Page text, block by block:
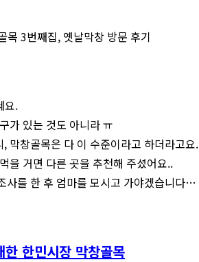
요.
가 있는 것도 아니라 ㅠ
막창골목은 다 이 수준이라고 하더라고요.
을 거면 다른 곳을 추천해 주셨어요..
사를 한 후 엄마를 모시고 가야겠습니다…
한민시장 막창골목